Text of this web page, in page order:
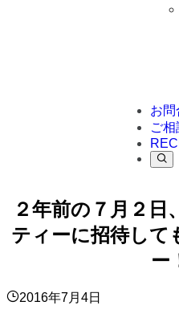
お問
ご相
２年前の７月２
ティーに招待して
ー
2016年7月4日